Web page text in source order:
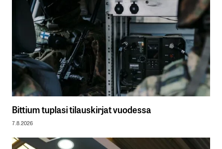
Bittium tuplasi tilauskirjat vuodessa
7.8.2026